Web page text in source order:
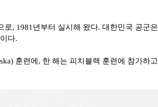
로, 1981 년부터 실시해 왔다. 대한민국 공군은
다.
훈련에 , 한 해는 피치블랙 훈련에 참가하고